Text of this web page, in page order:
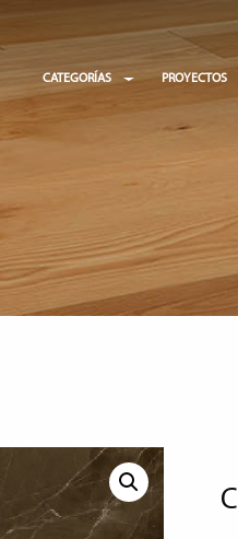
CATEGORÍAS PROYECTOS